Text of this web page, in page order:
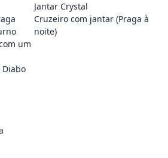
um
Diabo
Jantar Crystal
Cruzeiro com jantar (Praga à
noite)